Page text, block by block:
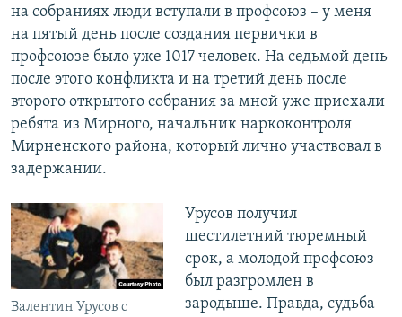
на собраниях люди вступали в профсоюз – у меня
на пятый день после создания первички в
профсоюзе было уже 1017 человек. На седьмой день
после этого конфликта и на третий день после
второго открытого собрания за мной уже приехали
ребята из Мирного, начальник наркоконтроля
Мирненского района, который лично участвовал в
задержании.
Валентин Урусов с
Урусов получил
шестилетний тюремный
срок, а молодой профсоюз
был разгромлен в
зародыше. Правда, судьба